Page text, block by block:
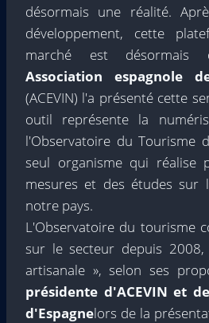
désormais une réalité.
développement, cette
marché est désormais
Association espagnole
(ACEVIN) l'a présenté cette
outil représente la
l'Observatoire du Tourisme
seul organisme qui réalise
mesures et des études sur
notre pays.
L'Observatoire du tourisme
sur le secteur depuis
artisanale », selon ses
présidente d'ACEVIN et
d'Espagnelors de la